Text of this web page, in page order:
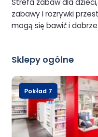
Strefa zabaw dla
zabawy i rozrywki
mogą się bawić i
Sklepy ogólne
Pokład 7